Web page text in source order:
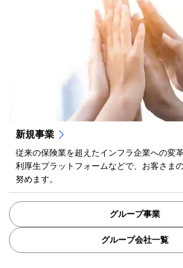
新規事業
従来の保険業を超えたインフラ企業への変
利厚生プラットフォームなどで、お客さま
努めます。
グループ事業
グループ会社一覧